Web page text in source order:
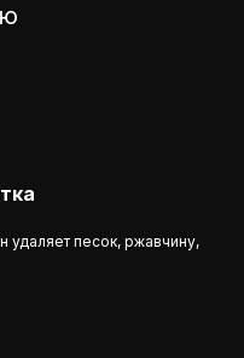
песок, ржавчину,